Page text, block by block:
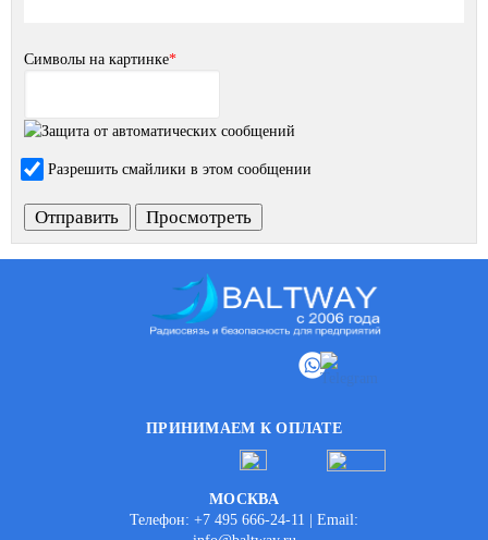
Символы на картинке*
Разрешить смайлики в этом сообщении
ПРИНИМАЕМ К ОПЛАТЕ
МОСКВА
Телефон: +7 495 666-24-11 | Email: